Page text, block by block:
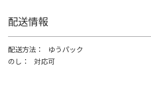
配送情報
配送方法
ゆうパック
のし
対応可